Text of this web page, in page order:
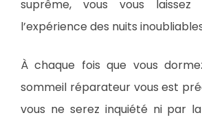
suprême, vous vous
l’expérience des nuits
À chaque fois que vous
sommeil réparateur vous est
vous ne serez inquiété ni par